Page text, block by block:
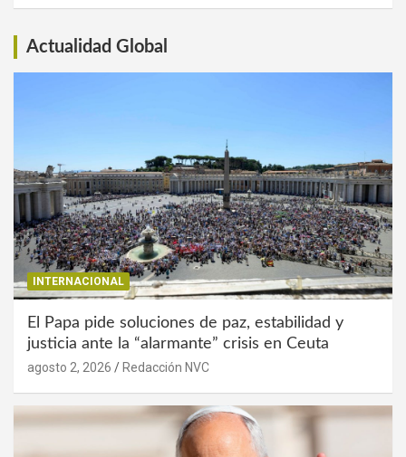
Actualidad Global
INTERNACIONAL
El Papa pide soluciones de paz, estabilidad y
justicia ante la “alarmante” crisis en Ceuta
agosto 2, 2026 Redacción NVC